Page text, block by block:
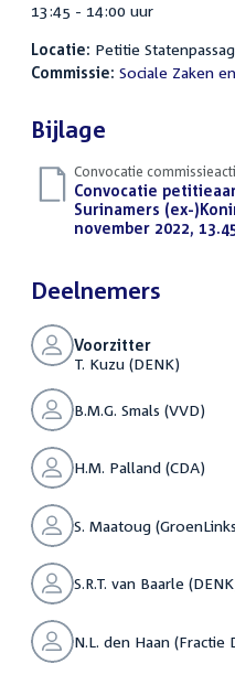
13:45 - 14:00 uur
Locatie: Petitie
Commissie: Sociale Zaken
Bijlage
Convocatie
Download
bestand:
Convocatie
Surinamers (ex-
november 2022,
Deelnemers
Voorzitter
T. Kuzu (DENK)
B.M.G. Smals (VVD)
H.M. Palland (CDA)
S. Maatoug
S.R.T. van Baarle
N.L. den Haan (Fractie